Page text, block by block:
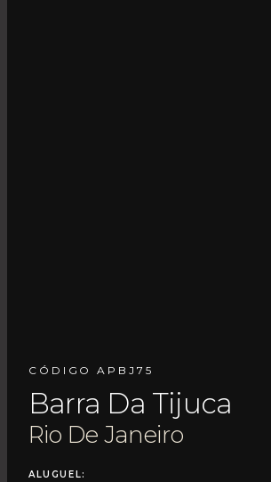
CÓDIGO APBJ75
Barra Da Tijuca
Rio De Janeiro
ALUGUEL: